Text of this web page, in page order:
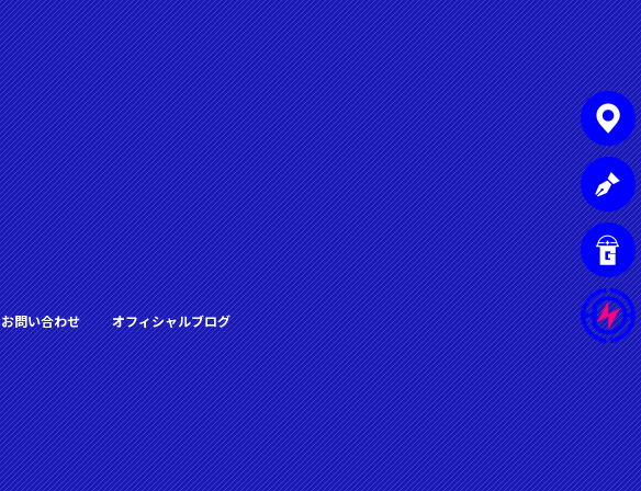
お問い合わせ オフィシャルブログ